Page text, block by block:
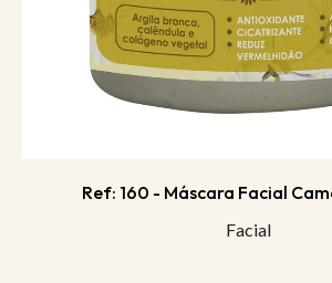
Ref: 160 - Máscara Facial
Facial